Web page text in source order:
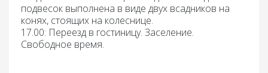
подвесок выполнена в виде двух всадников на
конях, стоящих на колеснице.
17.00: Переезд в гостиницу. Заселение.
Свободное время.